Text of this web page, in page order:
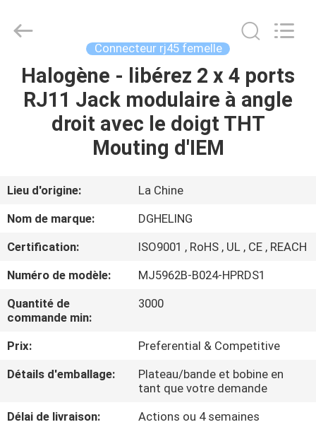
MAISON
PRODUITS
SUJET
DE
NOUS
VISITE
D'USINE
CONTRÔLE
DE
Ltd..
Connecteur rj45 femelle
Halogène - libérez 2 x 4 ports
RJ11 Jack modulaire à angle
droit avec le doigt THT
Mouting d'IEM
Lieu d'origine:
La Chine
Nom de marque:
DGHELING
Certification:
ISO9001 , RoHS , UL , CE , REACH
Numéro de modèle:
MJ5962B-B024-HPRDS1
Quantité de
commande min:
3000
Prix:
Preferential & Competitive
Détails d'emballage:
Plateau/bande et bobine en
tant que votre demande
Délai de livraison:
Actions ou 4 semaines